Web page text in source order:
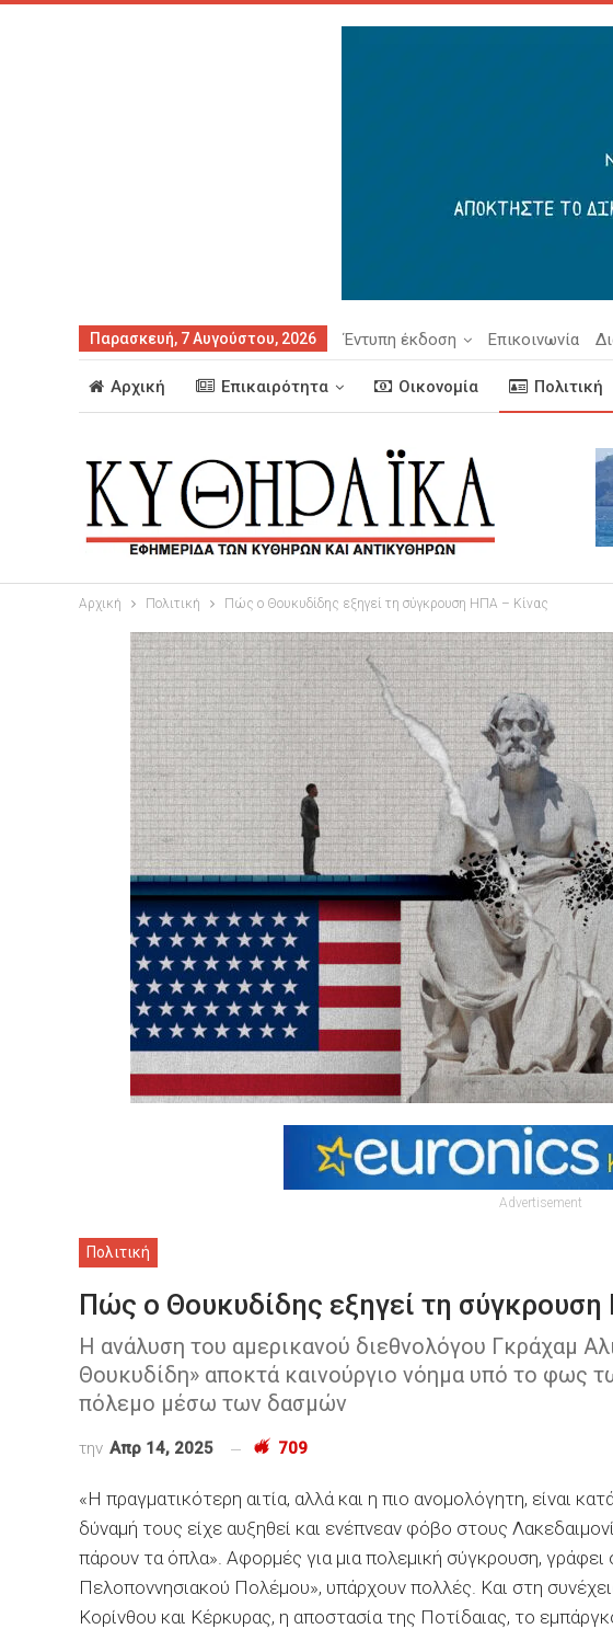
Παρασκευή, 7 Αυγούστου, 2026 Έντυπη έκδοση Επικοινωνία
Αρχική Επικαιρότητα Οικονομία Πολιτική
Αρχική Πολιτική Πώς ο Θουκυδίδης εξηγεί τη σύγκρουση ΗΠΑ – Κίνας
Advertisement
Πολιτική
Πώς ο Θουκυδίδης εξηγεί τη
Η ανάλυση του αμερικανού διεθνολόγου Γκράχαμ
Θουκυδίδη» αποκτά καινούργιο νόημα υπό το φως
πόλεμο μέσω των δασμών
την Απρ 14, 2025 709
«Η πραγματικότερη αιτία, αλλά και η πιο ανομολόγητη, είναι
δύναμή τους είχε αυξηθεί και ενέπνεαν φόβο στους
πάρουν τα όπλα». Αφορμές για μια πολεμική σύγκρουση, γράφει
Πελοποννησιακού Πολέμου», υπάρχουν πολλές. Και στη
Κορίνθου και Κέρκυρας, η αποστασία της Ποτίδαιας, το